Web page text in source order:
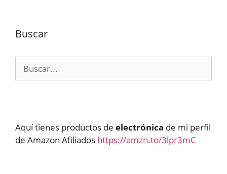
Buscar
Aquí tienes productos de electrónica de mi perfil
de Amazon Afiliados https://amzn.to/3lpr3mC